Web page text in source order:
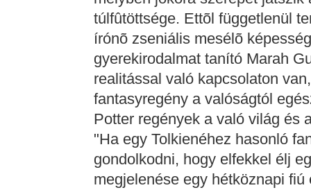
túlfûtöttsége. Ettõl függetlenül
írónõ zseniális mesélõ
gyerekirodalmat tanító Marah
realitással való kapcsolaton
fantasyregény a valóságtól
Potter regények a való világ és
"Ha egy Tolkienéhez hasonló
gondolkodni, hogy elfekkel élj
megjelenése egy hétköznapi